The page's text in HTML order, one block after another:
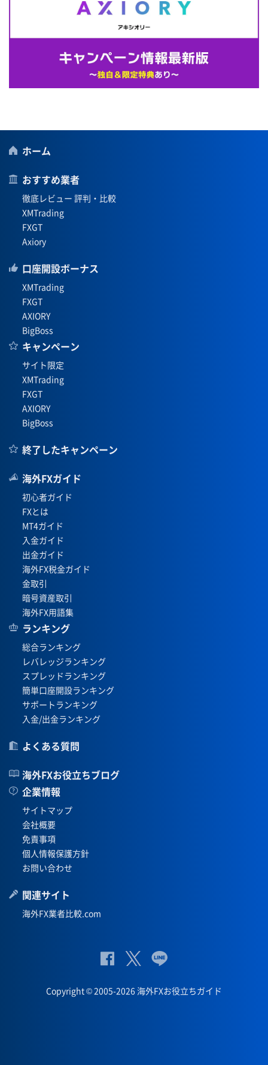
ホーム
おすすめ業者
徹底レビュー 評判・比較
XMTrading
FXGT
Axiory
口座開設ボーナス
XMTrading
FXGT
AXIORY
BigBoss
キャンペーン
サイト限定
XMTrading
FXGT
AXIORY
BigBoss
終了したキャンペーン
海外FXガイド
初心者ガイド
FXとは
MT4ガイド
入金ガイド
出金ガイド
海外FX税金ガイド
金取引
暗号資産取引
海外FX用語集
ランキング
総合ランキング
レバレッジランキング
スプレッドランキング
簡単口座開設ランキング
サポートランキング
入金/出金ランキング
よくある質問
海外FXお役立ちブログ
企業情報
サイトマップ
会社概要
免責事項
個人情報保護方針
お問い合わせ
関連サイト
海外FX業者比較.com
式
Fac
Twit
ter
式
Lin
Copyright © 2005-2026 海外FXお役立ちガイド